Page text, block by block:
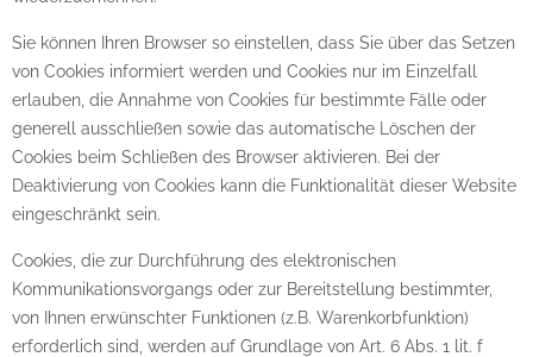
Sie können Ihren Browser so einstellen, dass Sie über das Setzen
von Cookies informiert werden und Cookies nur im Einzelfall
erlauben, die Annahme von Cookies für bestimmte Fälle oder
generell ausschließen sowie das automatische Löschen der
Cookies beim Schließen des Browser aktivieren. Bei der
Deaktivierung von Cookies kann die Funktionalität dieser Website
eingeschränkt sein.
Cookies, die zur Durchführung des elektronischen
Kommunikationsvorgangs oder zur Bereitstellung bestimmter,
von Ihnen erwünschter Funktionen (z.B. Warenkorbfunktion)
erforderlich sind, werden auf Grundlage von Art. 6 Abs. 1 lit. f